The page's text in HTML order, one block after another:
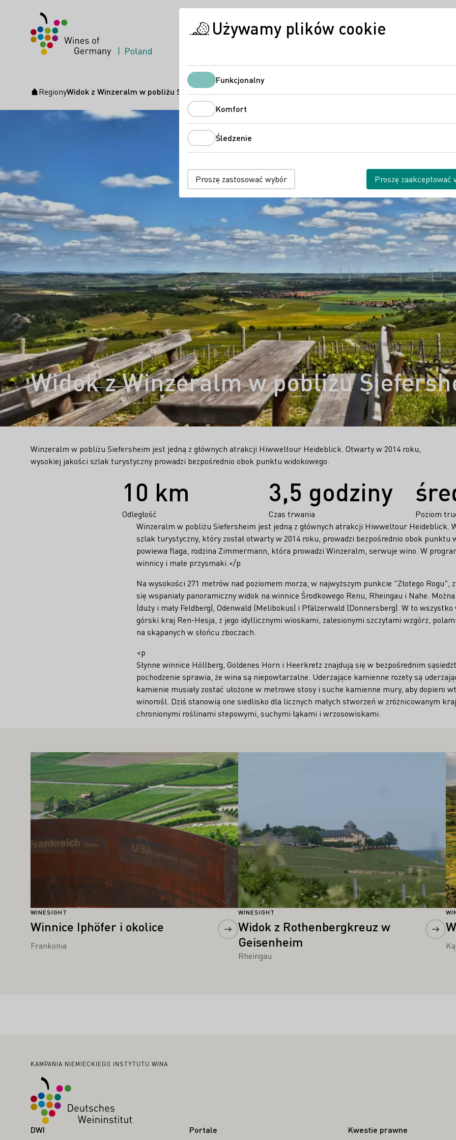
Strona startowa
RegionyWidok z Winzeralm w pobliżu Siefersheim
Widok z Winzeralm w pobliżu
Winzeralm w pobliżu Siefersheim jest jedną z głównych atrakcji Hiwweltour Heideblick. Otwarty w 2014 roku,
wysokiej jakości szlak turystyczny prowadzi bezpośrednio obok punktu widokowego.
10 km
Odległość
3,5 godziny
Czas trwania
Poziom
Winzeralm w pobliżu Siefersheim jest jedną z głównych atrakcji Hiwweltour Heideblick.
szlak turystyczny, który został otwarty w 2014 roku, prowadzi bezpośrednio obok punktu
powiewa flaga, rodzina Zimmermann, która prowadzi Winzeralm, serwuje wino. W
winnicy i małe przysmaki.</p
Na wysokości 271 metrów nad poziomem morza, w najwyższym punkcie "Złotego Rogu",
się wspaniały panoramiczny widok na winnice Środkowego Renu, Rheingau i Nahe.
(duży i mały Feldberg), Odenwald (Melibokus) i Pfälzerwald (Donnersberg). W to
górski kraj Ren-Hesja, z jego idyllicznymi wioskami, zalesionymi szczytami wzgórz,
na skąpanych w słońcu zboczach.
<p
Słynne winnice Höllberg, Goldenes Horn i Heerkretz znajdują się w bezpośrednim
pochodzenie sprawia, że wina są niepowtarzalne. Uderzające kamienne rozety są
kamienie musiały zostać ułożone w metrowe stosy i suche kamienne mury, aby dopiero
winorośl. Dziś stanowią one siedlisko dla licznych małych stworzeń w zróżnicowanym
chronionymi roślinami stepowymi, suchymi łąkami i wrzosowiskami.
PAŃSTWA ZAINTERESOWAĆ
WINESIGHT
Winnice Iphöfer i okolice
Frankonia
Proszę dowiedzieć się więcej
WINESIGHT
Widok z Rothenbergkreuz w
Geisenheim
Rheingau
Proszę dowiedzieć się więcej
StopkaKAMPANIA NIEMIECKIEGO INSTYTUTU WINA
DWI Portale Kwestie prawne
Używamy plików cookie
Funkcjonalny
Komfort
Śledzenie
Proszę zastosować wybór Proszę zaakceptować